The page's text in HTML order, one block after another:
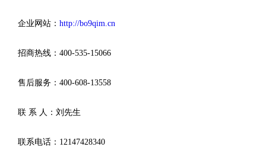
企业网站： http://bo9qim.cn
招商热线：400-535-15066
售后服务：400-608-13558
联 系 人：刘先生
联系电话：12147428340